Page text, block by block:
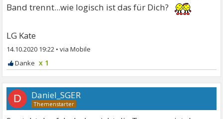
Band trennt...wie logisch ist das für Dich?
LG Kate
14.10.2020 19:22 •
x 1
D Daniel_SGER